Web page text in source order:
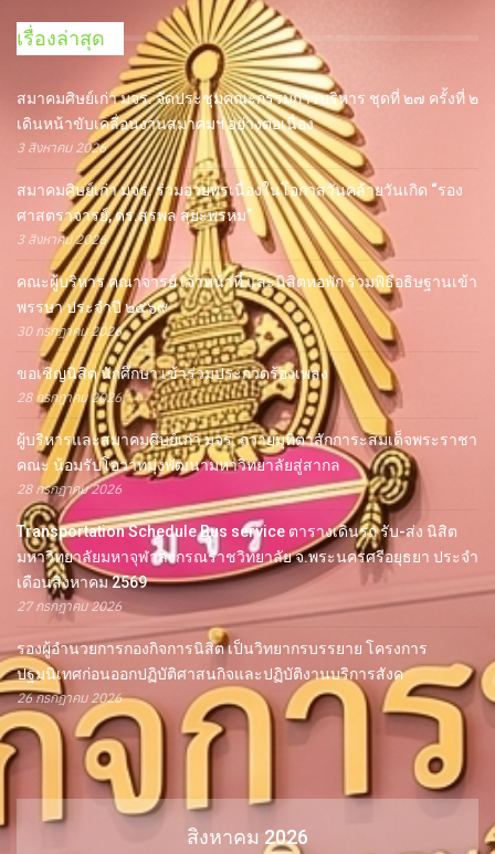
เรื่องล่าสุด
สมาคมศิษย์เก่า มจร. จัดประชุมคณะกรรมการบริหาร ชุดที่ ๒๗ ครั้งที่ ๒
เดินหน้าขับเคลื่อนงานสมาคมฯ อย่างต่อเนื่อง
3 สิงหาคม 2026
สมาคมศิษย์เก่า มจร. ร่วมอวยพรเนื่องในโอกาสวันคล้ายวันเกิด “รอง
ศาสตราจารย์, ดร.สุรพล สุยะพรหม”
3 สิงหาคม 2026
คณะผู้บริหาร คณาจารย์ เจ้าหน้าที่ และนิสิตหอพัก ร่วมพิธีอธิษฐานเข้า
พรรษา ประจำปี ๒๕๖๙
30 กรกฎาคม 2026
ขอเชิญนิสิต นักศึกษา เข้าร่วมประกวดร้องเพลง
28 กรกฎาคม 2026
ผู้บริหารและสมาคมศิษย์เก่า มจร. ถวายมุทิตาสักการะสมเด็จพระราชา
คณะ น้อมรับโอวาทมุ่งพัฒนามหาวิทยาลัยสู่สากล
28 กรกฎาคม 2026
Transportation Schedule Bus service ตารางเดินรถ รับ-ส่ง นิสิต
มหาวิทยาลัยมหาจุฬาลงกรณราชวิทยาลัย จ.พระนครศรีอยุธยา ประจำ
เดือนสิงหาคม 2569
27 กรกฎาคม 2026
รองผู้อำนวยการกองกิจการนิสิต เป็นวิทยากรบรรยาย โครงการ
ปฐมนิเทศก่อนออกปฏิบัติศาสนกิจและปฏิบัติงานบริการสังค
26 กรกฎาคม 2026
สิงหาคม 2026